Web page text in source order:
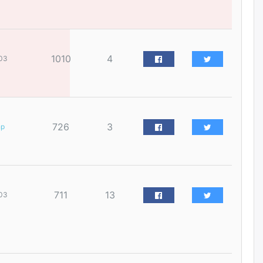
дурдлаа
Өмгөөлөгч Б.Оюунбилэг:
хууль хяналтын байгууллагаар
зогсоож, Арабын орнуудаас
1010 4
726 3
711 13